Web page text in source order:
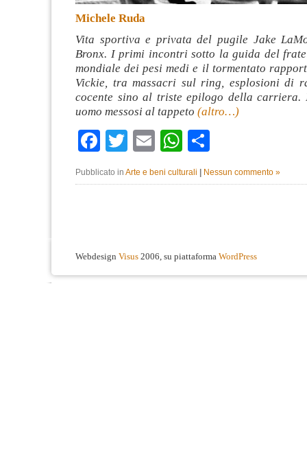
Michele Ruda
Vita sportiva e privata del pugile Jake
Bronx. I primi incontri sotto la guida del
mondiale dei pesi medi e il tormentato
Vickie, tra massacri sul ring, esplosioni di
cocente sino al triste epilogo della
uomo messosi al tappeto (altro…)
Facebook
TwitterEmailWhatsApp
Pubblicato in Arte e beni culturali Nessun commento »
Webdesign Visus 2006, su piattaforma WordPress